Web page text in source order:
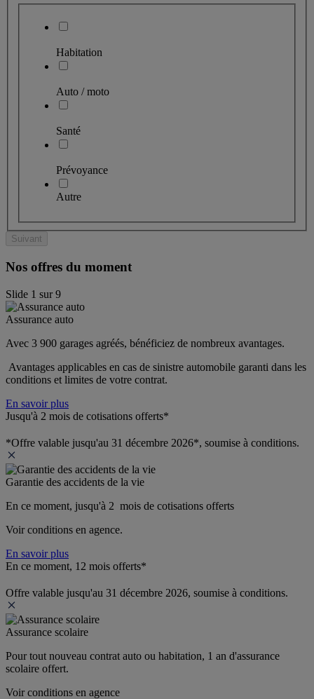
Habitation
Auto / moto
Santé
Prévoyance
Autre
Suivant
Nos offres du moment
Slide 1 sur9
Assurance auto
Avec 3 900 garages agréés, bénéficiez de nombreux avantages.
Avantages applicables en cas de sinistre automobile garanti dans les
conditions et limites de votre contrat.
En savoir plus
Jusqu'à 2 mois de cotisations offerts*
*Offre valable jusqu'au 31 décembre 2026*, soumise à conditions.
Garantie des accidents de la vie
En ce moment, jusqu'à 2  mois de cotisations offerts
Voir conditions en agence.
En savoir plus
En ce moment, 12 mois offerts*
Offre valable jusqu'au 31 décembre 2026, soumise à conditions.
Assurance scolaire
Pour tout nouveau contrat auto ou habitation, 1 an d'assurance
scolaire offert.
Voir conditions en agence